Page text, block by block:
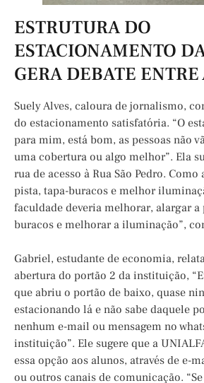
ESTRUTURA DO
ESTACIONAMENTO
GERA DEBATE
Suely Alves, caloura de jornalismo,
do estacionamento satisfatória. “O
para mim, está bom, as pessoas não
uma cobertura ou algo melhor”. Ela
rua de acesso à Rua São Pedro.
pista, tapa-buracos e melhor
faculdade deveria melhorar, alargar a
buracos e melhorar a iluminação”,
Gabriel, estudante de economia,
abertura do portão 2 da instituição,
que abriu o portão de baixo, quase
estacionando lá e não sabe daquele
nenhum e-mail ou mensagem no
instituição”. Ele sugere que a
essa opção aos alunos, através de e-
ou outros canais de comunicação.